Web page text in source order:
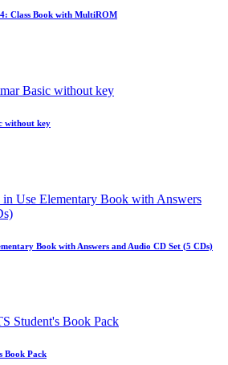
Class Book with MultiROM
without key
Book with Answers and Audio CD Set (5 CDs)
Book Pack